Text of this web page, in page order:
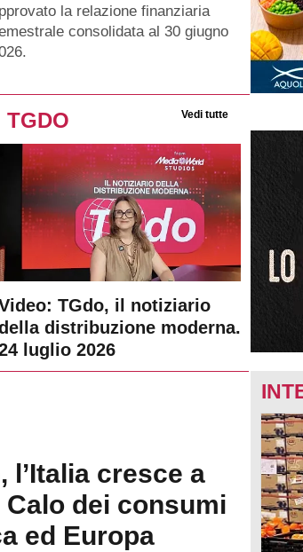
la relazione finanziaria
consolidata al 30 giugno
TGDO Vedi tutte
TGdo, il notiziario
distribuzione moderna.
luglio 2026
l’Italia cresce a
dei consumi
ed Europa